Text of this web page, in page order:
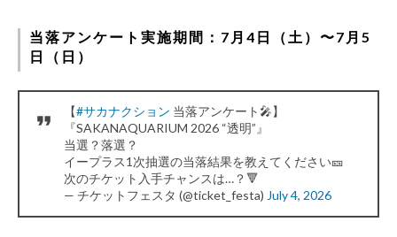
当落アンケート実施期間：7月4日（土）〜7月5
日（日）
【#サカナクション 当落アンケート🎤】
『SAKANAQUARIUM 2026 “透明”』
当選？落選？
イープラス1次抽選の当落結果を教えてください🎫
次のチケット入手チャンスは…？🔻
— チケットフェスタ (@ticket_festa) July 4, 2026